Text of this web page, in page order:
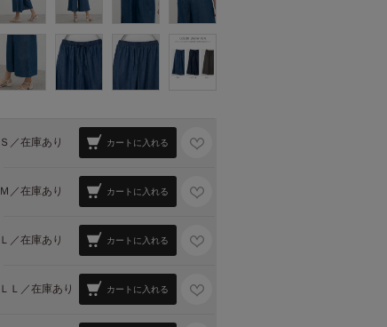
Ｓ／在庫あり カートに入れる
Ｍ／在庫あり カートに入れる
Ｌ／在庫あり カートに入れる
ＬＬ／在庫あり カートに入れる